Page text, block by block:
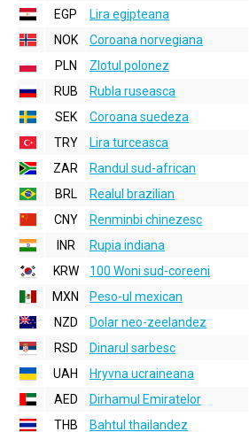
EGP
Lira egipteana
NOK
Coroana norvegiana
PLN
Zlotul polonez
RUB
Rubla ruseasca
SEK
Coroana suedeza
TRY
Lira turceasca
ZAR
Randul sud-african
BRL
Realul brazilian
CNY
Renminbi chinezesc
INR
Rupia indiana
KRW
100 Woni sud-coreeni
MXN
Peso-ul mexican
NZD
Dolar neo-zeelandez
RSD
Dinarul sarbesc
UAH
Hryvna ucraineana
AED
Dirhamul Emiratelor
THB
Bahtul thailandez